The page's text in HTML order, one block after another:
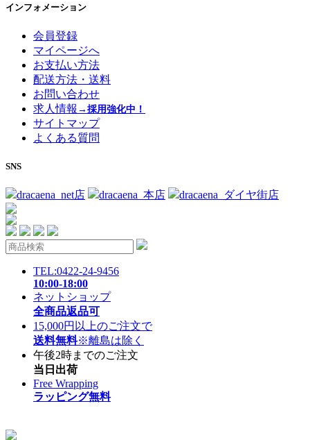
インフォメーション
会員登録
マイページへ
お支払い方法
配送方法・送料
お問い合わせ
求人情報 →採用強化中！
サイトマップ
よくある質問
SNS
dracaena_net店 dracaena_本店 dracaena_ダイヤ街店
TEL:0422-24-9456
10:00-18:00
ネットショップ
全商品返品可
15,000円以上のご注文で
送料無料※離島は除く
午後2時までのご注文
当日出荷
Free Wrapping
ラッピング無料